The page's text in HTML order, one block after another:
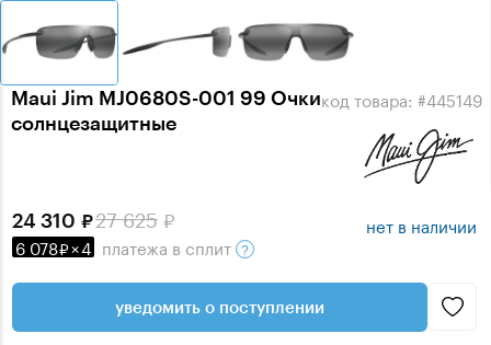
Maui Jim MJ0680S-001 99 Очки
солнцезащитные
код товара: #445149
27 625
24 310
6 078 ×4 платежа в сплит
нет в наличии
уведомить о поступлении